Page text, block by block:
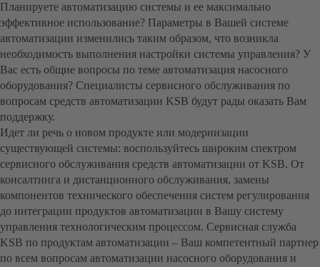
Планируете автоматизацию системы и ее максимально
эффективное использование? Параметры в Вашей системе
автоматизации изменились таким образом, что возникла
необходимость выполнения настройки системы управления? У
Вас есть общие вопросы по теме автоматизация насосного
оборудования? Специалисты сервисного обслуживания по
вопросам средств автоматизации KSB будут рады оказать Вам
поддержку.
Идет ли речь о новом продукте или модернизации
существующей системы: воспользуйтесь широким спектром
сервисного обслуживания средств автоматизации от KSB. От
консалтинга и дистанционного обслуживания, замены
компонентов технического обеспечения систем регулирования
до интеграции продуктов автоматизации в Вашу систему
управления технологическим процессом. Сервисная служба
KSB по продуктам автоматизации – Ваш компетентный партнер
по всем вопросам автоматизации насосного оборудования и